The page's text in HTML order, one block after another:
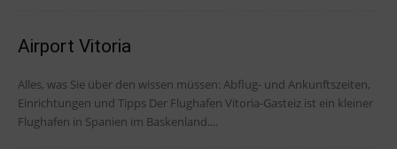
Airport Vitoria
Alles, was Sie über den wissen müssen: Abflug- und Ankunftszeiten,
Einrichtungen und Tipps Der Flughafen Vitoria-Gasteiz ist ein kleiner
Flughafen in Spanien im Baskenland....